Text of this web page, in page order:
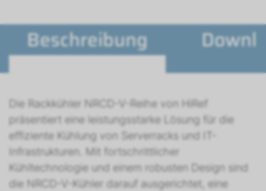
Beschreibung
Die Rackkühler NRCD-V-Reihe von HiRef
präsentiert eine leistungsstarke Lösung für die
effiziente Kühlung von Serverracks und IT-
Infrastrukturen. Mit fortschrittlicher
Kühltechnologie und einem robusten Design sind
die NRCD-V-Kühler darauf ausgerichtet, eine